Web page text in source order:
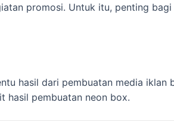
promosi. Untuk itu, penting
hasil dari pembuatan media iklan
hasil pembuatan neon box.